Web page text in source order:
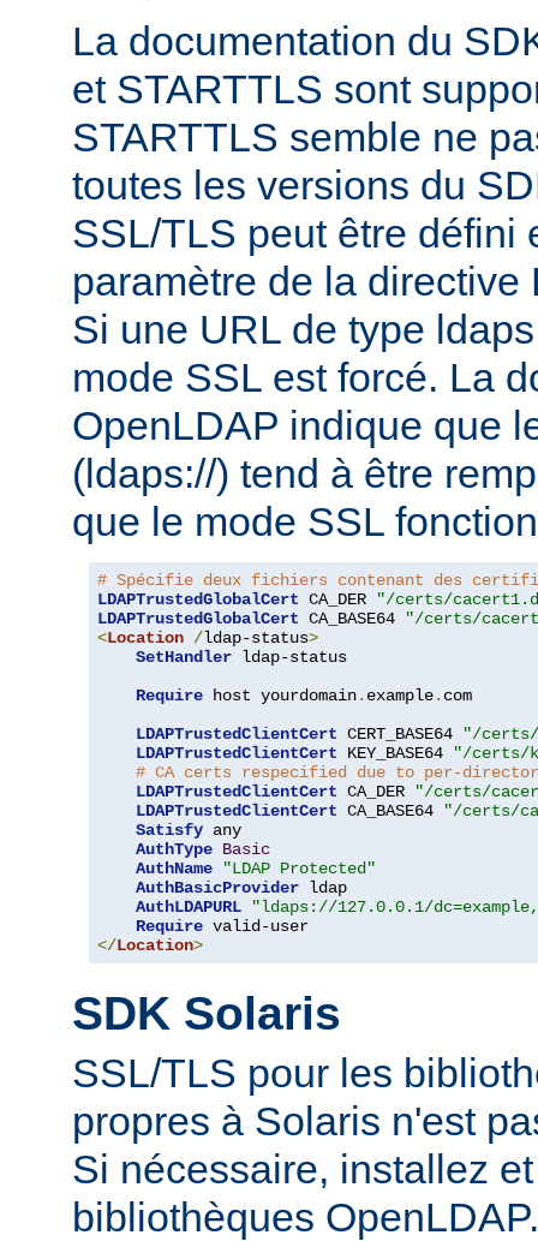
La documentation du
et STARTTLS sont
STARTTLS semble ne
toutes les versions du
SSL/TLS peut être défini
paramètre de la
Si une URL de type
mode SSL est forcé. La
OpenLDAP indique que
(ldaps://) tend à être
que le mode SSL
# Spécifie deux fichiers contenant des
LDAPTrustedGlobalCert CA_DER
"/certs/
LDAPTrustedGlobalCert CA_BASE64
"/certs/
<Location /ldap-status>
SetHandler ldap-status
Require host yourdomain. example. com
LDAPTrustedClientCert CERT_BASE64
"/certs/
LDAPTrustedClientCert KEY_BASE64
"/certs/
# CA certs respecified due to per-
LDAPTrustedClientCert CA_DER
"/certs/
LDAPTrustedClientCert CA_BASE64
"/certs/
Satisfy any
AuthType Basic
AuthName
"LDAP Protected"
AuthBasicProvider ldap
AuthLDAPURL
"ldaps://127.0.0.1/
Require
</Location>
SDK Solaris
SSL/TLS pour les
propres à Solaris n'est
Si nécessaire, installez
bibliothèques OpenLDAP.